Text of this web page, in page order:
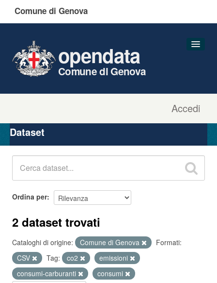
Comune di Genova
Accedi
opendata
Comune di Genova
Organizzazioni
Gruppi
Dataset
Ordina per
2 dataset trovati
Cataloghi di origine: Comune di Genova
Formati:
CSV
Tag: co2
emissioni
consumi-carburanti
consumi